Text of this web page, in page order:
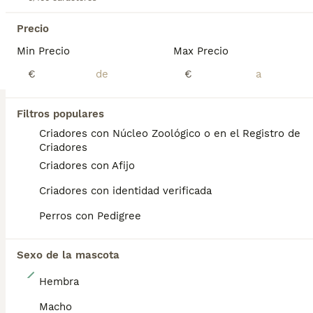
Precio
Min Precio
€
Max Precio
€
Filtros populares
Criadores con Núcleo Zoológico o en el Registro de
Criadores
Criadores con Afijo
Criadores con identidad verificada
Perros con Pedigree
Sexo de la mascota
Hembra
Macho
Las Rozas de Madrid
Madrid